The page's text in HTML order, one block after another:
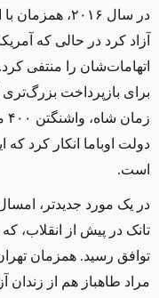
در سال ۲۰۱۶،
آزاد کرد در حالی که
اتهامات‌شان را منتفی
برای بازپرداخت
زمان شاه، واشنگتن ۴۰۰ میلیون دلار
دولت اوباما انکار کرد
است.
تانک در پیش از انقلاب،
توافق رسید. همزمان تهران
مراد طاهباز هم از زندان